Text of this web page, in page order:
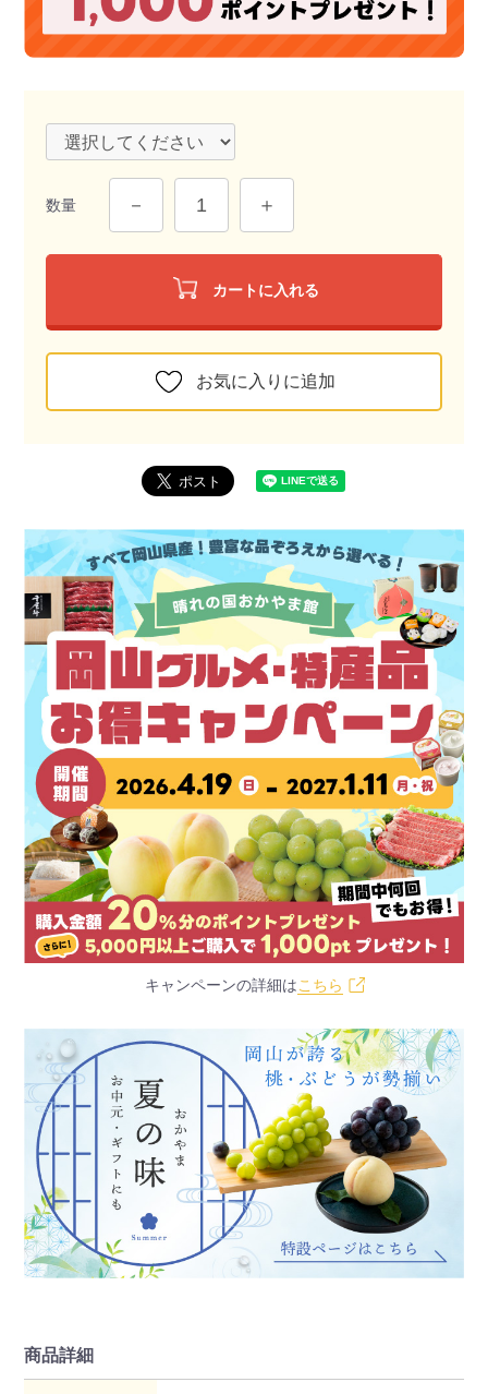
数量
カートに入れる
お気に入りに追加
キャンペーンの詳細はこちら
商品詳細